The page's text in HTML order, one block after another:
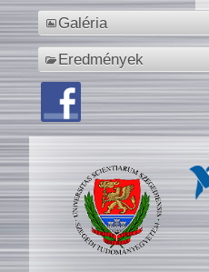
Galéria
Eredmények